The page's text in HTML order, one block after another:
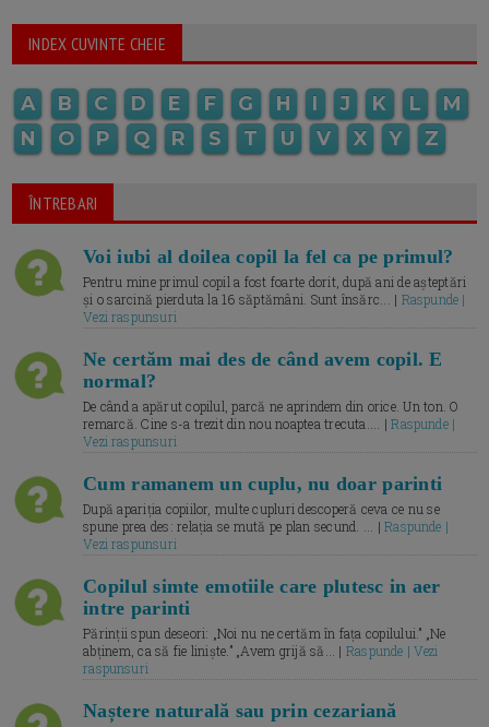
INDEX CUVINTE CHEIE
A B C D E F G H I J K L
M
N
O P Q R S T U V X Y Z
ÎNTREBARI
Voi iubi al doilea copil la fel ca pe primul?
Pentru mine primul copil a fost foarte dorit, după ani de așteptări
și o sarcină pierduta la 16 săptămâni. Sunt însărc... | Raspunde |
Vezi raspunsuri
Ne certăm mai des de când avem copil. E
normal?
De când a apărut copilul, parcă ne aprindem din orice. Un ton. O
remarcă. Cine s-a trezit din nou noaptea trecuta.... |Raspunde |
Vezi raspunsuri
Cum ramanem un cuplu, nu doar parinti
După apariția copiilor, multe cupluri descoperă ceva ce nu se
spune prea des: relația se mută pe plan secund. ... |Raspunde |
Vezi raspunsuri
Copilul simte emotiile care plutesc in aer
intre parinti
Părinții spun deseori: „Noi nu ne certăm în fața copilului.” „Ne
abținem, ca să fie liniște.” „Avem grijă să... | Raspunde | Vezi
raspunsuri
Naștere naturală sau prin cezariană